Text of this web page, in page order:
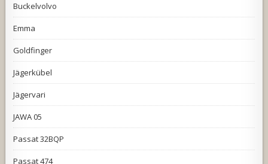
Buckelvolvo
Emma
Goldfinger
Jägerkübel
Jägervari
JAWA 05
Passat 32BQP
Passat 474